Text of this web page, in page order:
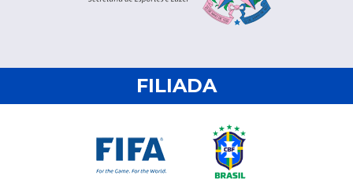
FILIADA